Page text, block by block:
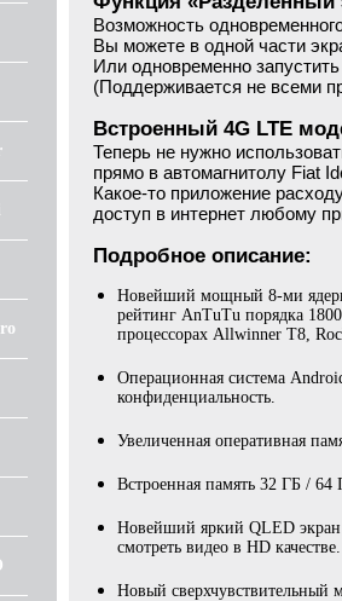
Возможность
Вы можете в одной части
Или одновременно
(Поддерживается не всеми
Встроенный 4G LTE
Теперь не нужно
прямо в автомагнитолу Fiat
Какое-то приложение
доступ в интернет любому
Подробное описание:
Новейший мощный 8-ми
рейтинг AnTuTu порядка
процессорах Allwinner T8,
Операционная система
конфиденциальность.
Увеличенная оперативная
Встроенная память 32 ГБ / 64
Новейший яркий QLED
смотреть видео в HD качестве.
Новый сверхчувствительный